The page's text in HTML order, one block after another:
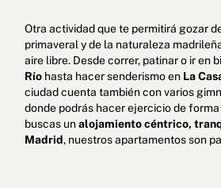
Otra actividad que te permitirá gozar
primaveral y de la naturaleza
aire libre. Desde correr, patinar o ir en
Ríohasta hacer senderismo en La
ciudad cuenta también con varios
donde podrás hacer ejercicio de
buscas unalojamiento céntrico,
Madrid, nuestros apartamentos son